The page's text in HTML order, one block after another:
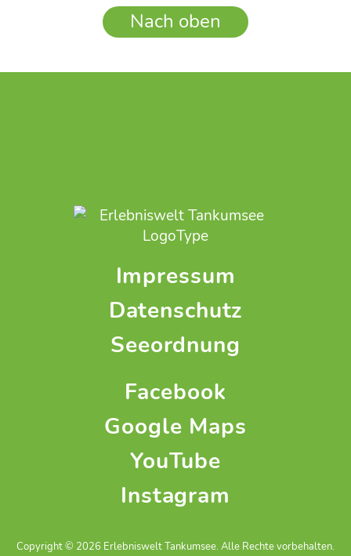
Nach oben
Impressum
Datenschutz
Seeordnung
Facebook
Google Maps
YouTube
Instagram
Copyright © 2026 Erlebniswelt Tankumsee. Alle Rechte vorbehalten.